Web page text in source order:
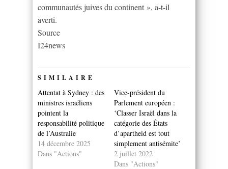
communautés juives du continent », a-t-il
averti.
Source
I24news
SIMILAIRE
Attentat à Sydney : des
ministres israéliens
pointent la
responsabilité politique
de l’Australie
14 décembre 2025
Dans "Actions"
Vice-président du
Parlement européen :
‘Classer Israël dans la
catégorie des États
d’apartheid est tout
simplement antisémite’
2 juillet 2022
Dans "Actions"